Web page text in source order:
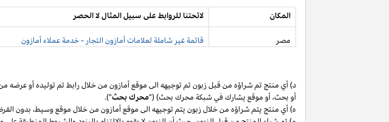
المكان
لائحتنا للروابط على سبيل المثال لا الحصر
مصر قائمة غير شاملة لعلامات أمازون التجار - خدمة عملاء أمازون
د) أي منتج تمشراؤه من قبل زبون تم توجيهه الى موقع أمازون من خلال رابط تم توليده أو
أو بحث،أو موقع يشارك في شبكة محرك بحث) ("محرك بحث").
ه) أي منتج يتمشراؤه من خلال زبون يتم توجيهه الى موقع أمازون من خلال موقعوسيط، بدون